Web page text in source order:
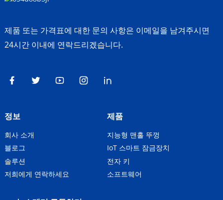
제품 또는 가격표에 대한 문의 사항은 이메일을 남겨주시면
24시간 이내에 연락드리겠습니다.
정보
회사 소개
블로그
솔루션
저희에게 연락하세요
제품
지능형 맨홀 뚜껑
IoT 스마트 잠금장치
전자 키
소프트웨어